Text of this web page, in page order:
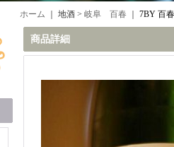
ホーム ｜ 地酒 > 岐阜 百春 7BY 百
商品詳細